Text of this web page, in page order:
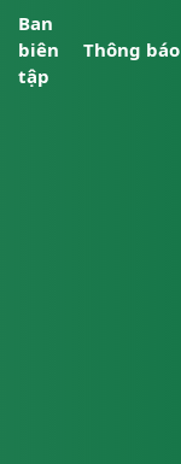
Ban
biên
tập
Thông báo